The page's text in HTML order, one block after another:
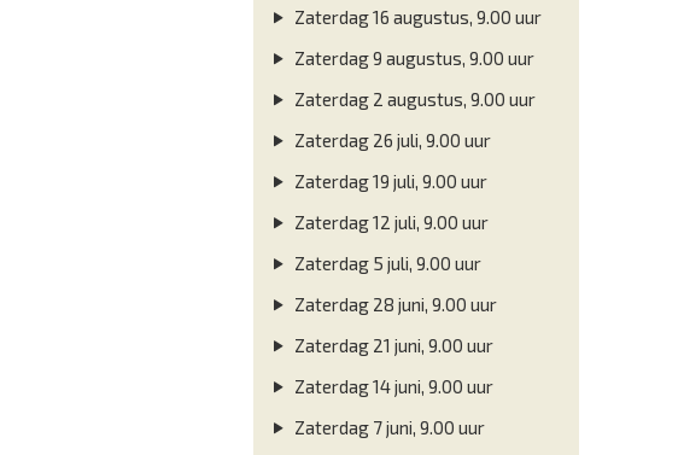
Zaterdag 16 augustus, 9.00 uur
Zaterdag 9 augustus, 9.00 uur
Zaterdag 2 augustus, 9.00 uur
Zaterdag 26 juli, 9.00 uur
Zaterdag 19 juli, 9.00 uur
Zaterdag 12 juli, 9.00 uur
Zaterdag 5 juli, 9.00 uur
Zaterdag 28 juni, 9.00 uur
Zaterdag 21 juni, 9.00 uur
Zaterdag 14 juni, 9.00 uur
Zaterdag 7 juni, 9.00 uur